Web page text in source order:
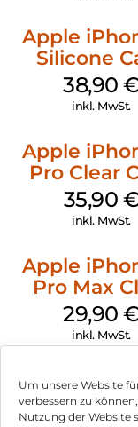
Um unsere Website
verbessern zu
Nutzung der Website
Apple
Silicone
38,90
inkl. MwSt.
Apple
Pro Clear
35,90
inkl. MwSt.
Apple
Pro Max
Case29,90
inkl. MwSt.